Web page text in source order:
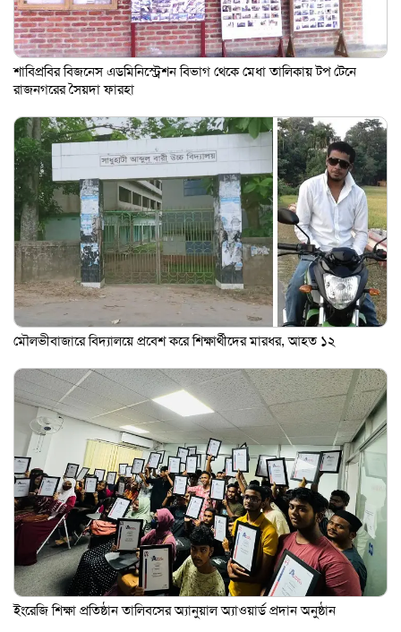
শাবিপ্রবির বিজনেস এডমিনিস্ট্রেশন বিভাগ থেকে মেধা তালিকায় টপ টেনে
রাজনগরের সৈয়দা ফারহা
মৌলভীবাজারে বিদ্যালয়ে প্রবেশ করে শিক্ষার্থীদের মারধর, আহত ১২
ইংরেজি শিক্ষা প্রতিষ্ঠান তালিবসের অ্যানুয়াল অ্যাওয়ার্ড প্রদান অনুষ্ঠান